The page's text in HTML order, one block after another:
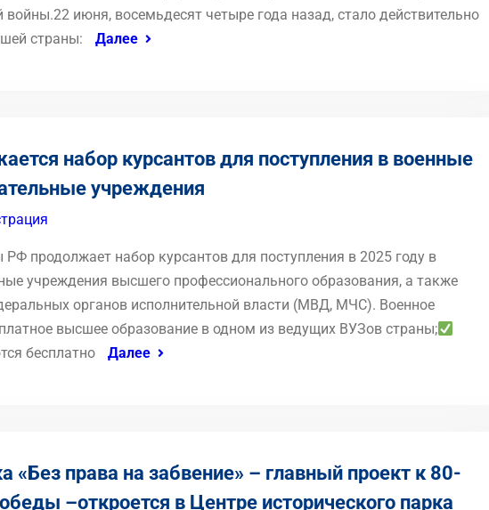
войны.22 июня, восемьдесят четыре года назад, стало действительно
страны:
Далее
набор курсантов для поступления в военные
учреждения
продолжает набор курсантов для поступления в 2025 году в
учреждения высшего профессионального образования, а также
органов исполнительной власти (МВД, МЧС). Военное
высшее образование в одном из ведущих ВУЗов страны;
бесплатно
Далее
«Без права на забвение» – главный проект к 80-
–откроется в Центре исторического парка